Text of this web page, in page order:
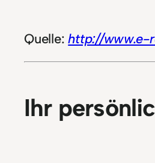
Quelle:http://www.e-
Ihr